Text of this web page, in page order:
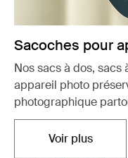
Sacoches pour
Nos sacs à dos, sacs
appareil photo
photographique
Voir plus
S'ouvre